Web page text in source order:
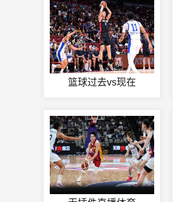
篮球过去vs现在